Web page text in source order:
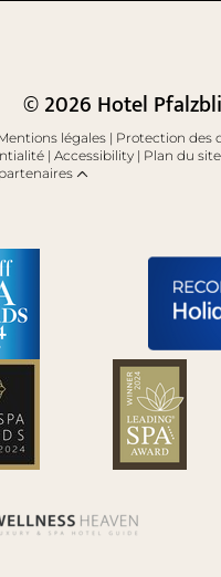
© 2026 Hotel
légales | Protection des
| Accessibility | Plan du site